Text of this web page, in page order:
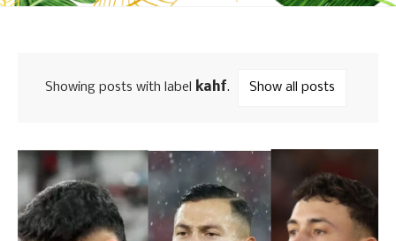
Showing posts with label kahf. Show all posts